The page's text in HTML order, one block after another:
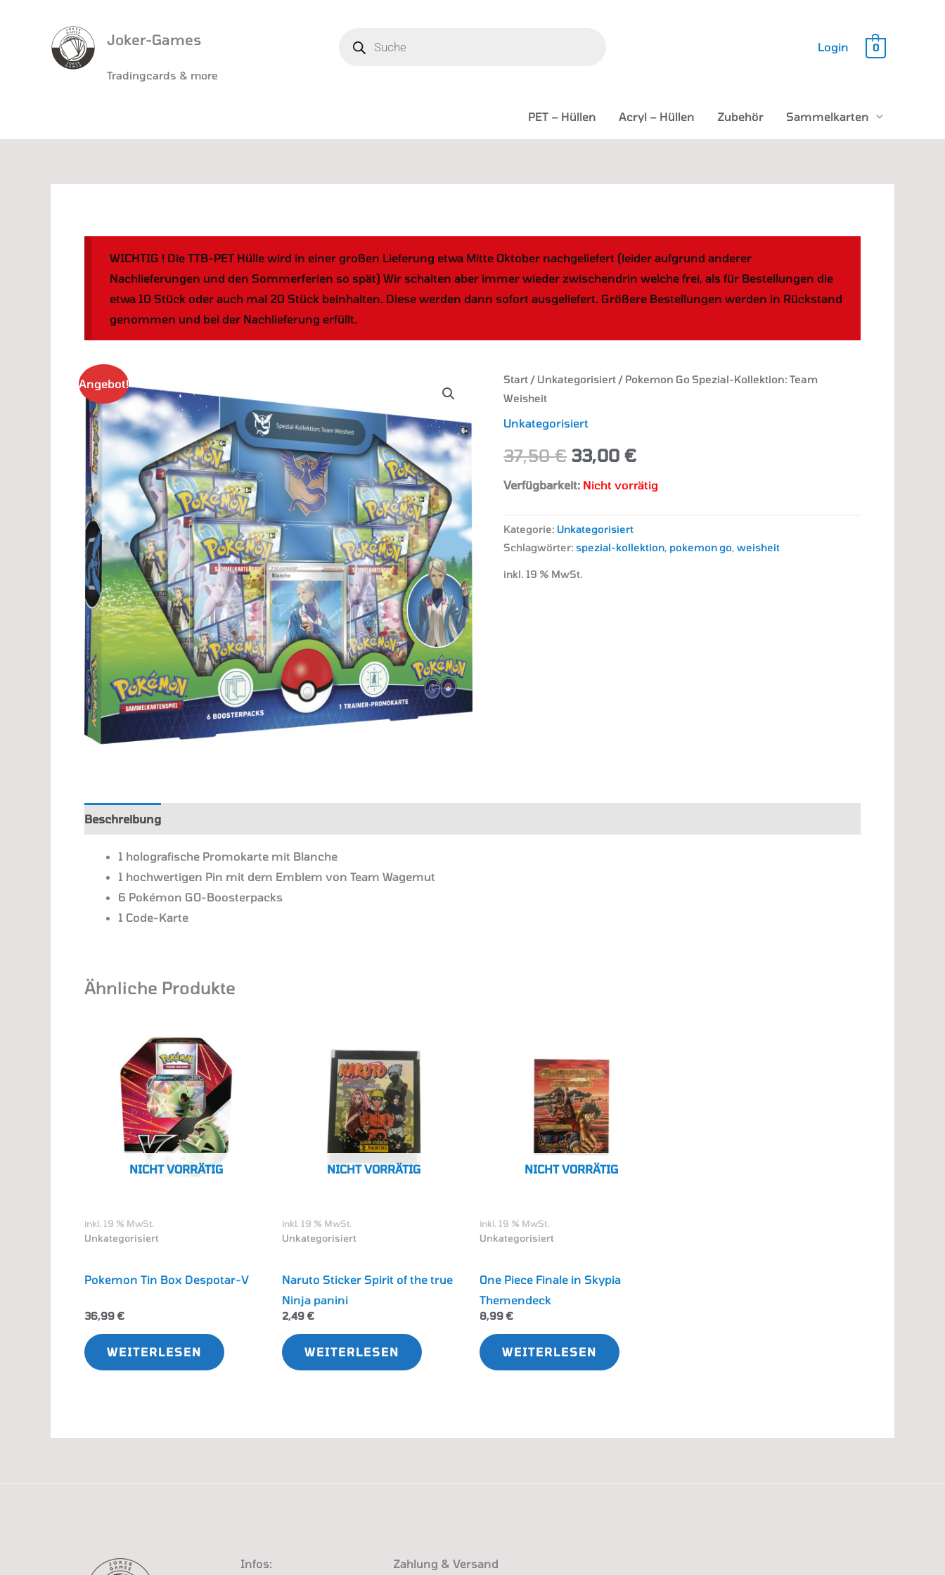
Joker-Games
Tradingcards & more
Login 0
PET – Hüllen Acryl – Hüllen Zubehör Sammelkarten
WICHTIG ! Die TTB-PET Hülle wird in einer großen Lieferung etwa Mitte Oktober nachgeliefert (leider aufgrund anderer
Nachlieferungen und den Sommerferien so spät) Wir schalten aber immer wieder zwischendrin welche frei, als für Bestellungen die
etwa 10 Stück oder auch mal 20 Stück beinhalten. Diese werden dann sofort ausgeliefert. Größere Bestellungen werden in Rückstand
genommen und bei der Nachlieferung erfüllt.
Angebot! Start / Unkategorisiert / Pokemon Go Spezial-Kollektion: Team
Weisheit
Unkategorisiert
37,50€
Ursprünglicher
Preis
war:
37,50 €
33,00 €
Aktueller
ist:
33,00 €.
Verfügbarkeit: Nicht vorrätig
Kategorie: Unkategorisiert
Schlagwörter:spezial-kollektion, pokemon go,weisheit
inkl. 19 % MwSt.
Beschreibung
1 holografische Promokarte mit Blanche
1 hochwertigen Pin mit dem Emblem von Team Wagemut
6 Pokémon GO-Boosterpacks
1 Code-Karte
Ähnliche Produkte
NICHT VORRÄTIG
inkl. 19 % MwSt.
Unkategorisiert
Pokemon Tin Box Despotar-V
36,99 €
WEITERLESEN
NICHT VORRÄTIG
inkl. 19 % MwSt.
Unkategorisiert
Naruto Sticker Spirit of the true
Ninja panini
2,49 €
WEITERLESEN
NICHT VORRÄTIG
inkl. 19 % MwSt.
Unkategorisiert
One Piece Finale in Skypia
Themendeck
8,99 €
WEITERLESEN
Infos: Zahlung & Versand